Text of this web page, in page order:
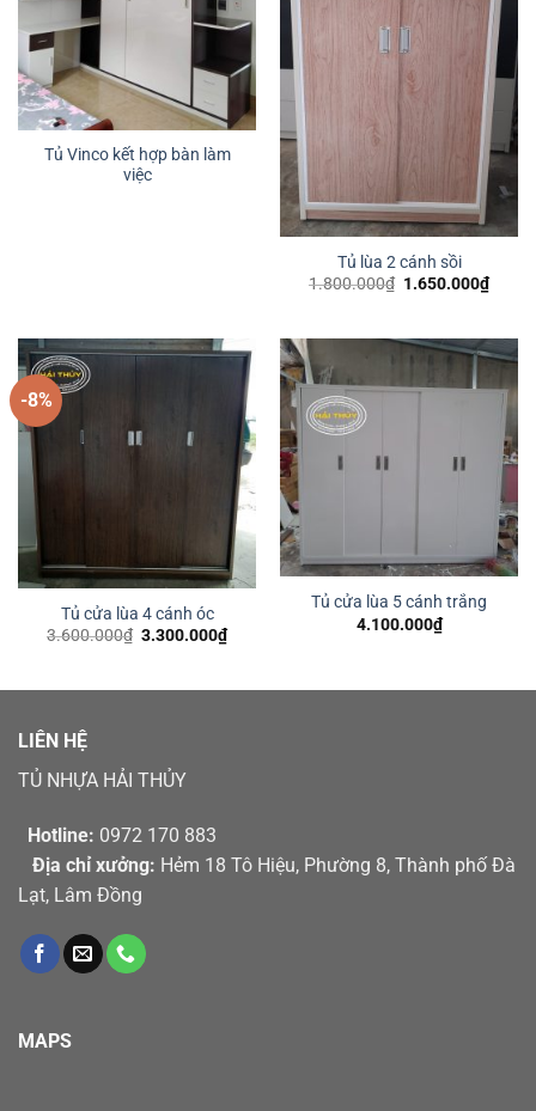
Tủ Vinco kết hợp bàn làm
việc
Tủ lùa 2 cánh sồi
1.800.000₫ Giá
1.650.000₫Giá
hiện
-8%
Tủ cửa lùa 4 cánh óc
3.600.000₫ Giá
3.300.000₫Giá
hiện
3.300.000₫.
Tủ cửa lùa 5 cánh trắng
4.100.000₫
LIÊN HỆ
TỦ NHỰA HẢI THỦY
Hotline: 0972 170 883
Địa chỉ xưởng: Hẻm 18 Tô Hiệu, Phường 8, Thành phố Đà
Lạt, Lâm Đồng
MAPS